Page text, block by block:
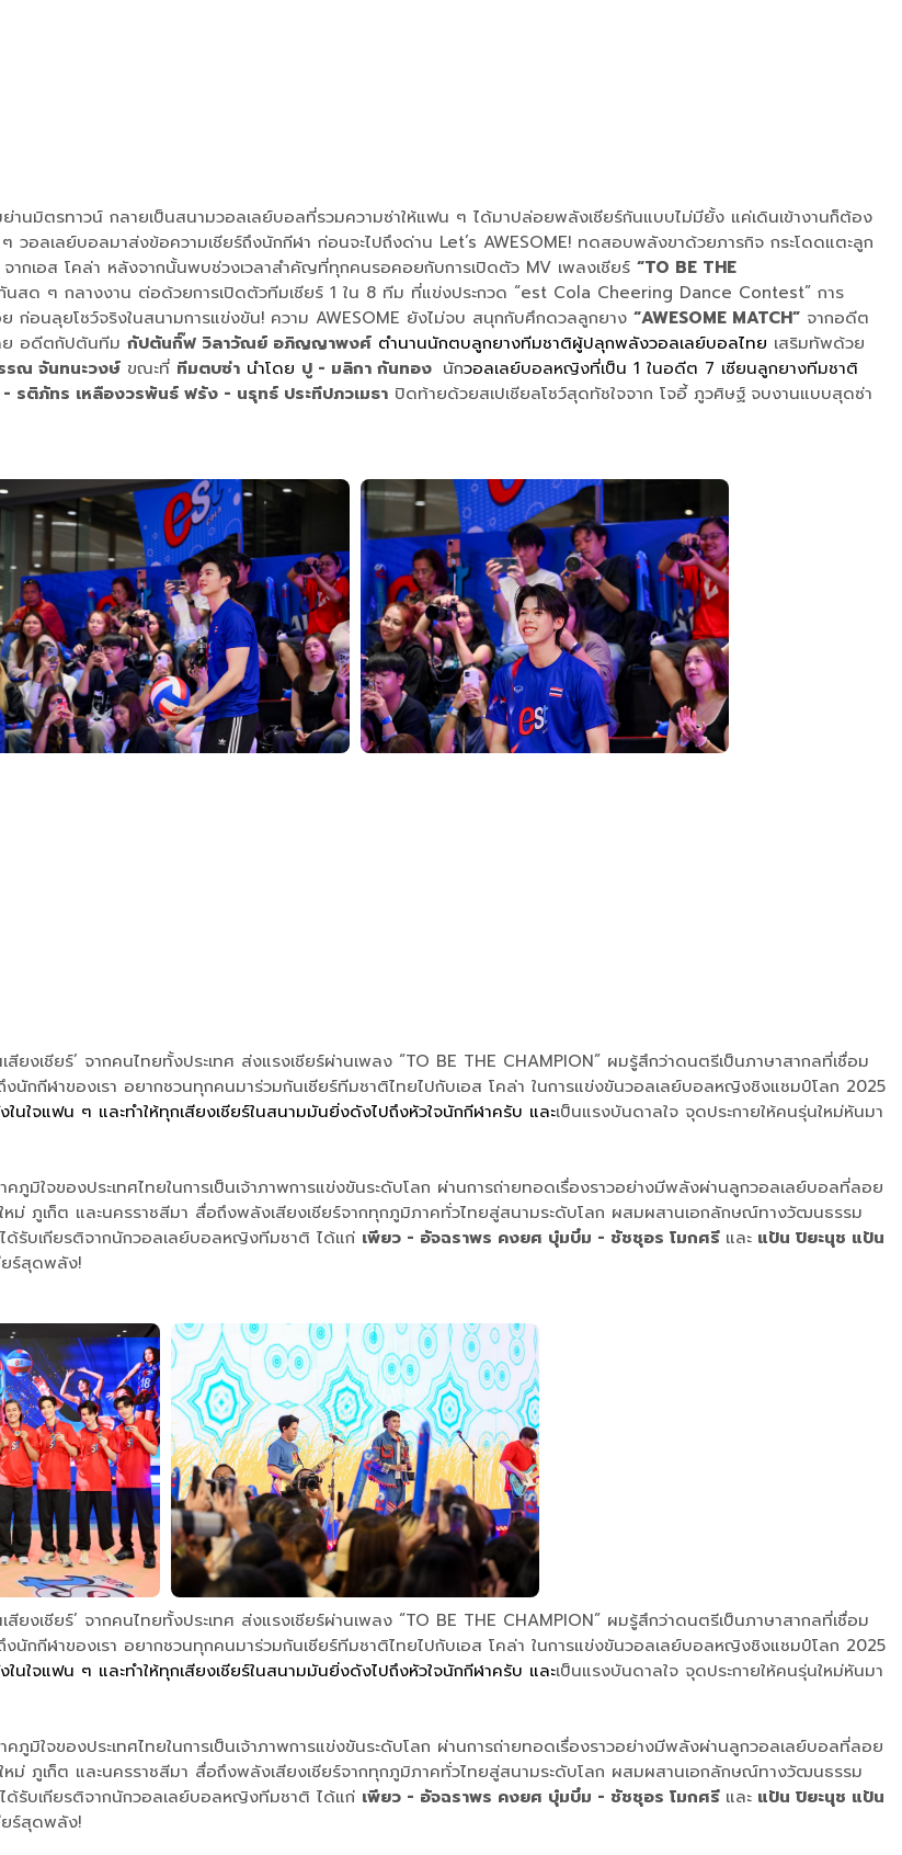
านมิตรทาวน์ กลายเป็นสนามวอลเลย์บอลที่รวมความซ่าให้แฟน ๆ ได้มาปล่อยพลังเชียร์กันแบบไม่มียั้ง แค่เดินเข้างานก็ต้อง
อลเลย์บอลมาส่งข้อความเชียร์ถึงนักกีฬา ก่อนจะไปถึงด่าน Let’s AWESOME! ทดสอบพลังขาด้วยภารกิจ กระโดดแตะลูก
ากเอส โคล่า หลังจากนั้นพบช่วงเวลาสำคัญที่ทุกคนรอคอยกับการเปิดตัว MV เพลงเชียร์ “TO BE THE
นสด ๆ กลางงาน ต่อด้วยการเปิดตัวทีมเชียร์ 1 ใน 8 ทีม ที่แข่งประกวด “est Cola Cheering Dance Contest” การ
อนลุยโชว์จริงในสนามการแข่งขัน! ความ AWESOME ยังไม่จบ สนุกกับศึกดวลลูกยาง “AWESOME MATCH” จากอดีต
ย อดีตกัปตันทีม กัปตันกิ๊ฟ วิลาวัณย์ อภิญญาพงศ์ ตำนานนักตบลูกยางทีมชาติผู้ปลุกพลังวอลเลย์บอลไทย เสริมทัพด้วย
รณ จันทนะวงษ์ ขณะที่ ทีมตบซ่า นำโดย ปู - มลิกา กันทอง นักวอลเลย์บอลหญิงที่เป็น 1 ในอดีต 7 เซียนลูกยางทีมชาติ​
รติภัทร เหลืองวรพันธ์ ฟรัง - นรุทธ์ ประทีปภวเมธา ปิดท้ายด้วยสเปเชียลโชว์สุดทัชใจจาก โจอี้ ภูวศิษฐ์ จบงานแบบสุดซ่า
สียงเชียร์’ จากคนไทยทั้งประเทศ ส่งแรงเชียร์ผ่านเพลง “TO BE THE CHAMPION” ผมรู้สึกว่าดนตรีเป็นภาษาสากลที่เชื่อม
นักกีฬาของเรา อยากชวนทุกคนมาร่วมกันเชียร์ทีมชาติไทยไปกับเอส โคล่า ในการแข่งขันวอลเลย์บอลหญิงชิงแชมป์โลก 2025
นใจแฟน ๆ และทำให้ทุกเสียงเชียร์ในสนามมันยิ่งดังไปถึงหัวใจนักกีฬาครับ และเป็นแรงบันดาลใจ จุดประกายให้คนรุ่นใหม่หันมา
ภูมิใจของประเทศไทยในการเป็นเจ้าภาพการแข่งขันระดับโลก ผ่านการถ่ายทอดเรื่องราวอย่างมีพลังผ่านลูกวอลเลย์บอลที่ลอย
ภูเก็ต และนครราชสีมา สื่อถึงพลังเสียงเชียร์จากทุกภูมิภาคทั่วไทยสู่สนามระดับโลก ผสมผสานเอกลักษณ์ทางวัฒนธรรม
รับเกียรติจากนักวอลเลย์บอลหญิงทีมชาติ ได้แก่ เพียว - อัจฉราพร คงยศ บุ๋มบิ๋ม - ชัชชุอร โมกศรี และ แป้น ปิยะนุช แป้น
ยร์สุดพลัง!
สียงเชียร์’ จากคนไทยทั้งประเทศ ส่งแรงเชียร์ผ่านเพลง “TO BE THE CHAMPION” ผมรู้สึกว่าดนตรีเป็นภาษาสากลที่เชื่อม
นักกีฬาของเรา อยากชวนทุกคนมาร่วมกันเชียร์ทีมชาติไทยไปกับเอส โคล่า ในการแข่งขันวอลเลย์บอลหญิงชิงแชมป์โลก 2025
นใจแฟน ๆ และทำให้ทุกเสียงเชียร์ในสนามมันยิ่งดังไปถึงหัวใจนักกีฬาครับ และเป็นแรงบันดาลใจ จุดประกายให้คนรุ่นใหม่หันมา
ภูมิใจของประเทศไทยในการเป็นเจ้าภาพการแข่งขันระดับโลก ผ่านการถ่ายทอดเรื่องราวอย่างมีพลังผ่านลูกวอลเลย์บอลที่ลอย
ภูเก็ต และนครราชสีมา สื่อถึงพลังเสียงเชียร์จากทุกภูมิภาคทั่วไทยสู่สนามระดับโลก ผสมผสานเอกลักษณ์ทางวัฒนธรรม
รับเกียรติจากนักวอลเลย์บอลหญิงทีมชาติ ได้แก่ เพียว - อัจฉราพร คงยศ บุ๋มบิ๋ม - ชัชชุอร โมกศรี และ แป้น ปิยะนุช แป้น
ยร์สุดพลัง!